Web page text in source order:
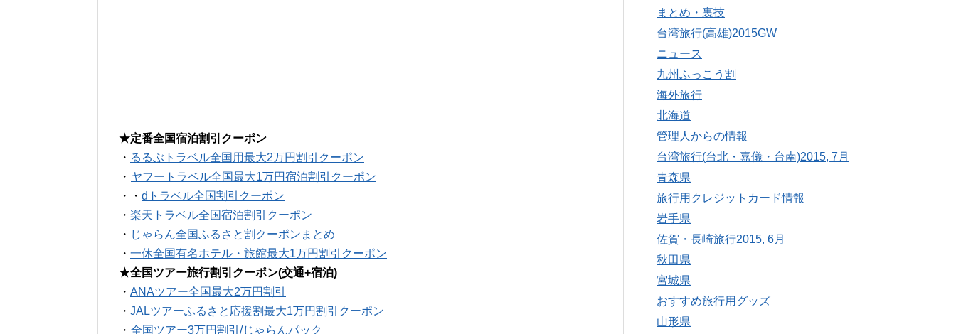
★定番全国宿泊割引クーポン
・ るるぶトラベル全国用最大2万円割引クーポン
・ ヤフートラベル全国最大1万円宿泊割引クーポン
・・ dトラベル全国割引クーポン
・ 楽天トラベル全国宿泊割引クーポン
・ じゃらん全国ふるさと割クーポンまとめ
・ 一休全国有名ホテル・旅館最大1万円割引クーポン
★全国ツアー旅行割引クーポン(交通+宿泊)
・ ANAツアー全国最大2万円割引
・ JALツアーふるさと応援割最大1万円割引クーポン
・ 全国ツアー3万円割引/じゃらんパック
まとめ・裏技
台湾旅行(高雄)2015GW
ニュース
九州ふっこう割
海外旅行
北海道
管理人からの情報
台湾旅行(台北・嘉儀・台南)2015, 7月
青森県
旅行用クレジットカード情報
岩手県
佐賀・長崎旅行2015, 6月
秋田県
宮城県
おすすめ旅行用グッズ
山形県